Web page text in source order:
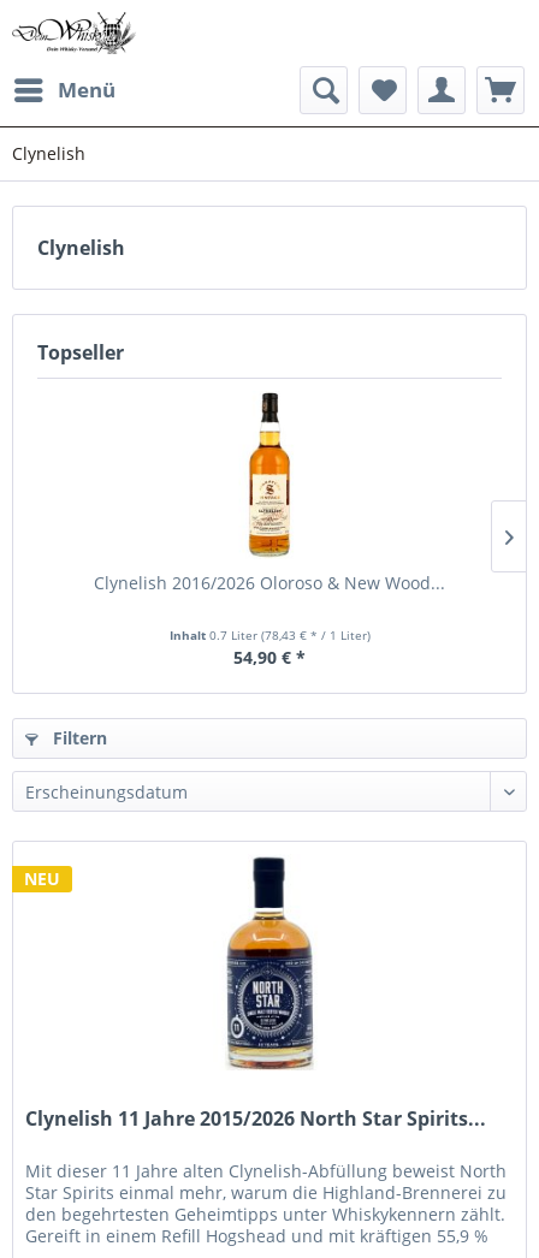
Menü
Clynelish
Clynelish
Topseller
Clynelish 2016/2026 Oloroso & New Wood...
Inhalt 0.7 Liter (78,43 € * / 1 Liter)
54,90 € *
Filtern
NEU
Clynelish 11 Jahre 2015/2026 North Star Spirits...
Mit dieser 11 Jahre alten Clynelish-Abfüllung beweist North
Star Spirits einmal mehr, warum die Highland-Brennerei zu
den begehrtesten Geheimtipps unter Whiskykennern zählt.
Gereift in einem Refill Hogshead und mit kräftigen 55,9 %